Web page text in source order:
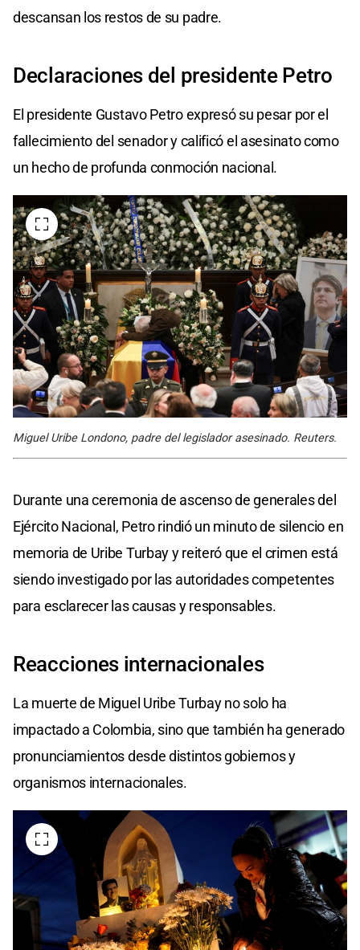
descansan los restos de su padre.
Declaraciones del presidente Petro
El presidente Gustavo Petro expresó su pesar por el
fallecimiento del senador y calificó el asesinato como
un hecho de profunda conmoción nacional.
Miguel Uribe Londono, padre del legislador asesinado. Reuters.
Durante una ceremonia de ascenso de generales del
Ejército Nacional, Petro rindió un minuto de silencio en
memoria de Uribe Turbay y reiteró que el crimen está
siendo investigado por las autoridades competentes
para esclarecer las causas y responsables.
Reacciones internacionales
La muerte de Miguel Uribe Turbay no solo ha
impactado a Colombia, sino que también ha generado
pronunciamientos desde distintos gobiernos y
organismos internacionales.